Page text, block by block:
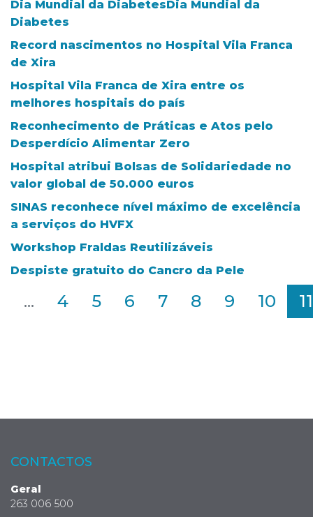
Dia Mundial da DiabetesDia Mundial da
Diabetes
Record nascimentos no Hospital Vila Franca
de Xira
Hospital Vila Franca de Xira entre os
melhores hospitais do país
Reconhecimento de Práticas e Atos pelo
Desperdício Alimentar Zero
Hospital atribui Bolsas de Solidariedade no
valor global de 50.000 euros
SINAS reconhece nível máximo de excelência
a serviços do HVFX
Workshop Fraldas Reutilizáveis
Despiste gratuito do Cancro da Pele
... 4 5 6 7 8 9 10 11
CONTACTOS
Geral
263 006 500